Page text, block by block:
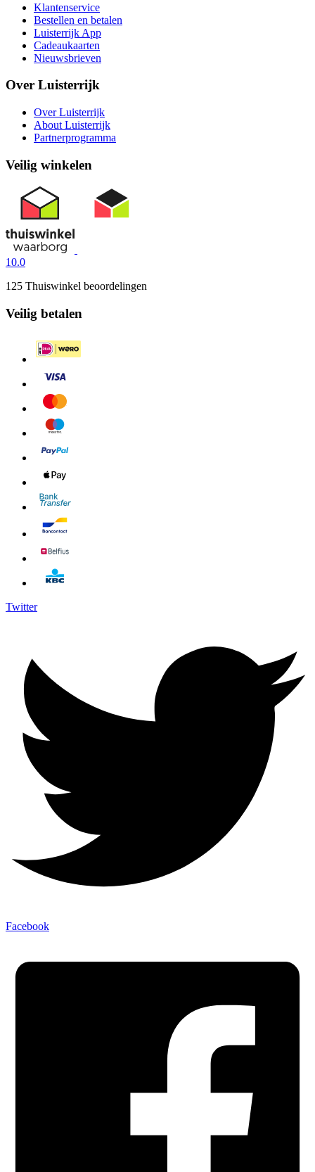
Klantenservice
Bestellen en betalen
Luisterrijk App
Cadeaukaarten
Nieuwsbrieven
Over Luisterrijk
Over Luisterrijk
About Luisterrijk
Partnerprogramma
Veilig winkelen
10.0
125 Thuiswinkel beoordelingen
Veilig betalen
Twitter
Facebook